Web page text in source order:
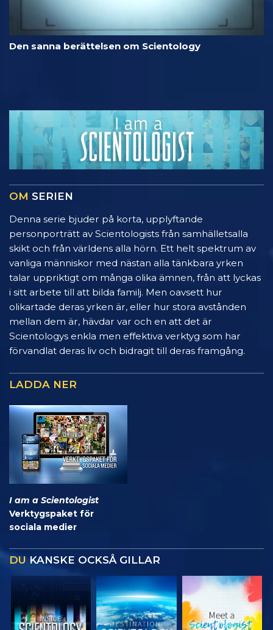
Den sanna berättelsen om Scientology
OM SERIEN
Denna serie bjuder på korta, upplyftande
personporträtt av Scientologists från samhälletsalla
skikt och från världens alla hörn. Ett helt spektrum av
vanliga människor med nästan alla tänkbara yrken
talar uppriktigt om många olika ämnen, från att lyckas
i sitt arbete till att bilda familj. Men oavsett hur
olikartade deras yrken är, eller hur stora avstånden
mellan dem är, hävdar var och en att det är
Scientologys enkla men effektiva verktyg som har
förvandlat deras liv och bidragit till deras framgång.
LADDA NER
I am a Scientologist
Verktygspaket för
sociala medier
DUKANSKE OCKSÅ GILLAR